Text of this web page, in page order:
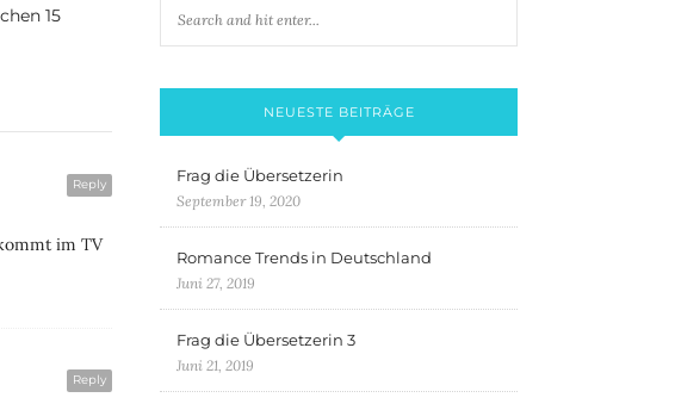
15
Reply
im TV
Reply
NEUESTE BEITRÄGE
Frag die Übersetzerin
September 19, 2020
Romance Trends in Deutschland
Juni 27, 2019
Frag die Übersetzerin 3
Juni 21, 2019